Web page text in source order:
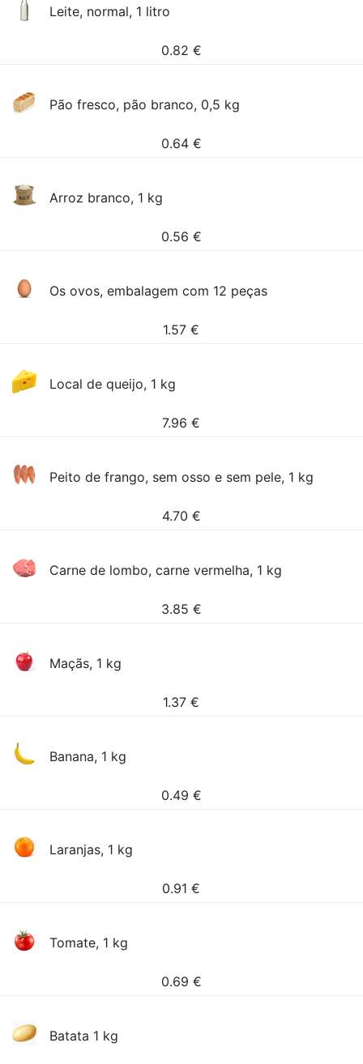
Leite, normal, 1 litro
0.82 €
Pão fresco, pão branco, 0,5 kg
0.64 €
Arroz branco, 1 kg
0.56 €
Os ovos, embalagem com 12 peças
1.57 €
Local de queijo, 1 kg
7.96 €
Peito de frango, sem osso e sem pele, 1 kg
4.70 €
Carne de lombo, carne vermelha, 1 kg
3.85 €
Maçãs, 1 kg
1.37 €
Banana, 1 kg
0.49 €
Laranjas, 1 kg
0.91 €
Tomate, 1 kg
0.69 €
Batata 1 kg